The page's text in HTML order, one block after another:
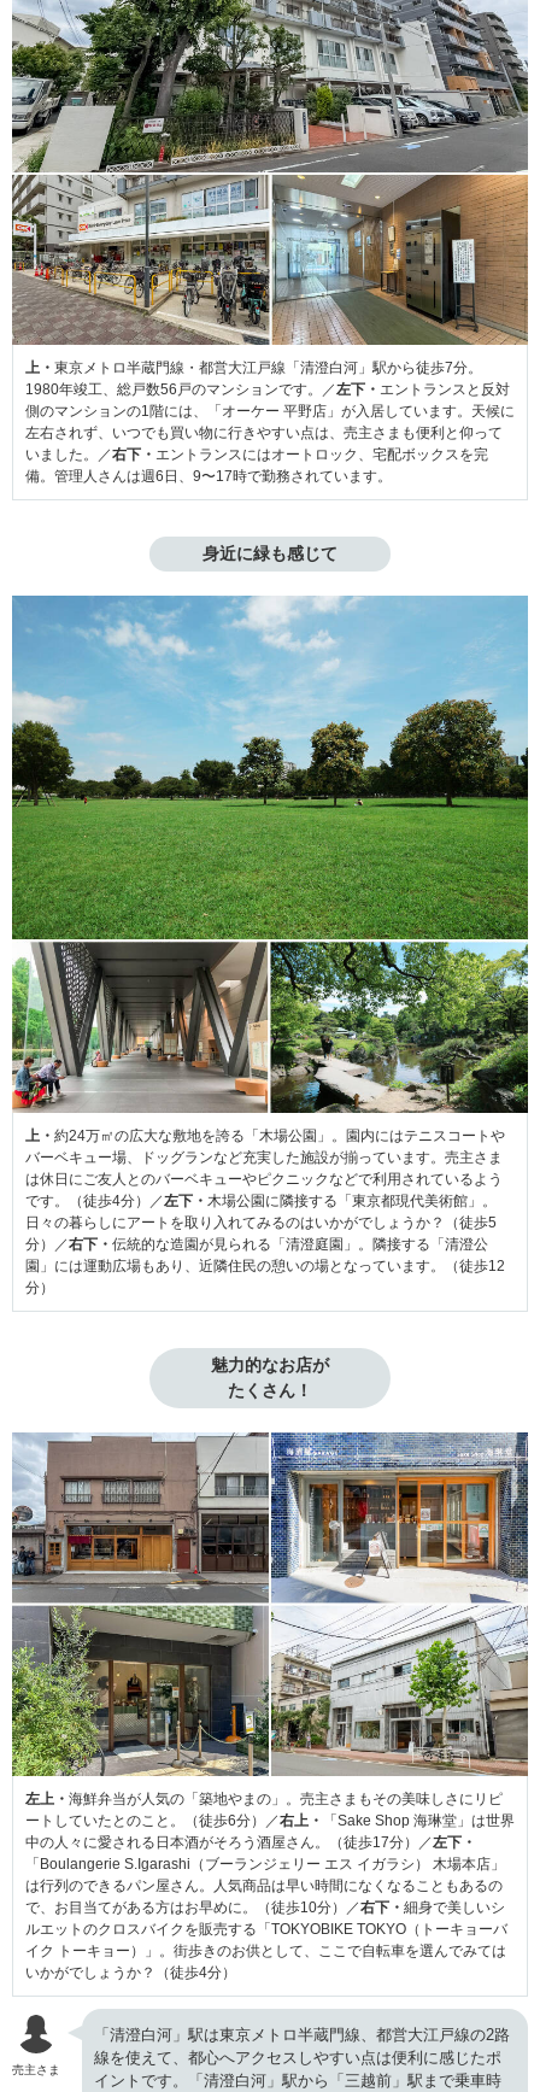
上・ 東京メトロ半蔵門線・都営大江戸線「清澄白河」駅から徒歩7分。
1980年竣工、総戸数56戸のマンションです。／左下・ エントランスと反対
側のマンションの1階には、「オーケー 平野店」が入居しています。天候に
左右されず、いつでも買い物に行きやすい点は、売主さまも便利と仰って
いました。／右下・ エントランスにはオートロック、宅配ボックスを完
備。管理人さんは週6日、9〜17時で勤務されています。
身近に緑も感じて
上・ 約24万㎡の広大な敷地を誇る「木場公園」。園内にはテニスコートや
バーベキュー場、ドッグランなど充実した施設が揃っています。売主さま
は休日にご友人とのバーベキューやピクニックなどで利用されているよう
です。（徒歩4分）／左下・ 木場公園に隣接する「東京都現代美術館」。
日々の暮らしにアートを取り入れてみるのはいかがでしょうか？（徒歩5
分）／右下・ 伝統的な造園が見られる「清澄庭園」。隣接する「清澄公
園」には運動広場もあり、近隣住民の憩いの場となっています。（徒歩12
分）
魅力的なお店が
たくさん！
左上・ 海鮮弁当が人気の「築地やまの」。売主さまもその美味しさにリピ
ートしていたとのこと。（徒歩6分）／右上・
「Sake Shop 海琳堂」は世界
中の人々に愛される日本酒がそろう酒屋さん。（徒歩17分）／左下・
「Boulangerie S.Igarashi（ブーランジェリー エス イガラシ） 木場本店」
は行列のできるパン屋さん。人気商品は早い時間になくなることもあるの
で、お目当てがある方はお早めに。（徒歩10分）／右下・ 細身で美しいシ
ルエットのクロスバイクを販売する「TOKYOBIKE TOKYO（トーキョーバ
イク トーキョー）」。街歩きのお供として、ここで自転車を選んでみては
いかがでしょうか？（徒歩4分）
売主さま
「清澄白河」駅は東京メトロ半蔵門線、都営大江戸線の2路
線を使えて、都心へアクセスしやすい点は便利に感じたポ
イントです。「清澄白河」駅から「三越前」駅まで乗車時